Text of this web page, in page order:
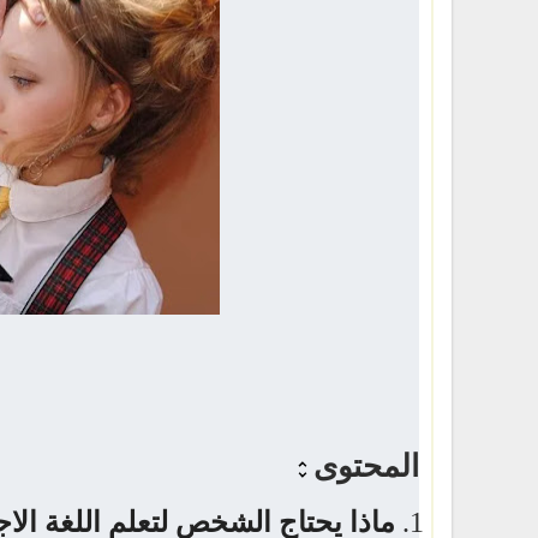
المحتوى
ماذا يحتاج الشخص لتعلم اللغة